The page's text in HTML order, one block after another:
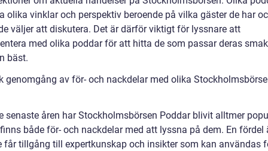
olika vinklar och perspektiv beroende på vilka gäster de har
väljer att diskutera. Det är därför viktigt för lyssnare att
med olika poddar för att hitta de som passar deras
bäst.
genomgång av för- och nackdelar med olika
senaste åren har Stockholmsbörsen Poddar blivit alltmer
både för- och nackdelar med att lyssna på dem. En fördel
får tillgång till expertkunskap och insikter som kan användas